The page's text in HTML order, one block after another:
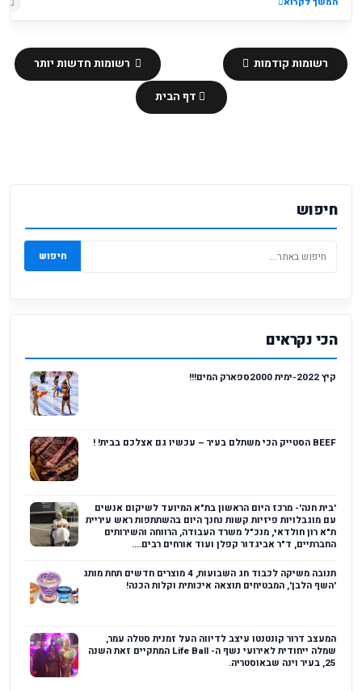
רשומות חדשות יותר רשומות קודמות
דף הבית
חיפוש
חיפוש
הכי נקראים
קיץ 2022-ימית 2000ספארק המים!!!
BEEF הסטייק הכי משתלם בעיר – עכשיו גם אצלכם בבית! !
'בית חנה'- מרכז היום הראשון בת"א המיועד לשיקום אנשים
עם מוגבלויות פיזיות קשות נחנך היום בהשתתפות ראש עיריית
ת"א רון חולדאי, מנכ"ל משרד העבודה, הרווחה והשירותים
החברתיים, ד"ר אביגדור קפלן ועוד אורחים רבים....
תנובה משיקה לכבוד חג השבועות, 4 מוצרים חדשים תחת מותג
'השף הלבן', המבטיחים תוצאה איכותית וקלות הכנה!
המעצב דרור קונטנטו עיצב לדיווה העל זמנית סטלה עמר,
שמלה ייחודית לאירועי נשף ה- Life Ball המתקיים זאת השנה
25, בעיר וינה שבאוסטריה.